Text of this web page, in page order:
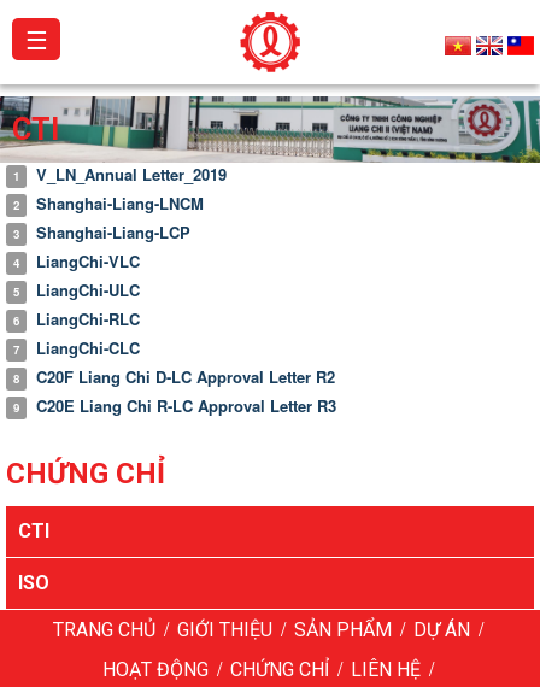
Giới
thiệu
Sản
phẩm
Dự
án
Hoạt
động
Chứng
chỉ
Liên
hệ
☰
CTI
1 V_LN_Annual Letter_2019
2 Shanghai-Liang-LNCM
3 Shanghai-Liang-LCP
4 LiangChi-VLC
5 LiangChi-ULC
6 LiangChi-RLC
7 LiangChi-CLC
8 C20F Liang Chi D-LC Approval Letter R2
9 C20E Liang Chi R-LC Approval Letter R3
CHỨNG CHỈ
CTI
ISO
TRANG CHỦ / GIỚI THIỆU / SẢN PHẨM / DỰ ÁN /
HOẠT ĐỘNG / CHỨNG CHỈ / LIÊN HỆ /